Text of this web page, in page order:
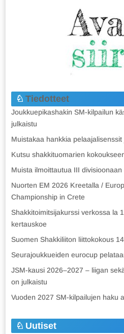
Tiedotteet
Joukkuepikashakin SM-kilpailun
julkaistu
Muistakaa hankkia
Kutsu shakkituomarien
Muista ilmoittautua III
Nuorten EM 2026 Kreetalla /
Championship in Crete
Shakkitoimitsijakurssi verkossa la
kertauskoe
Suomen Shakkiliiton liittokokous
Seurajoukkueiden eurocup
JSM-kausi 2026–2027 – liigan
on julkaistu
Vuoden 2027 SM-kilpailujen haku
Uutiset